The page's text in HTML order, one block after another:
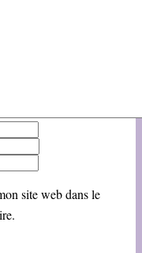
site web dans le